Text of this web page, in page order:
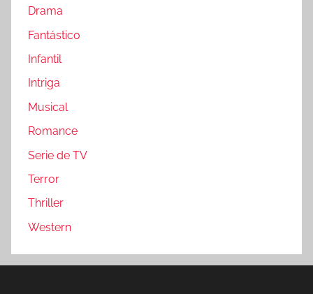
Drama
Fantástico
Infantil
Intriga
Musical
Romance
Serie de TV
Terror
Thriller
Western